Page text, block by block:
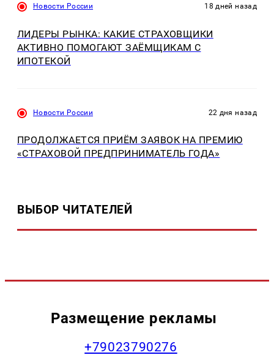
Новости России 18 дней назад
ЛИДЕРЫ РЫНКА: КАКИЕ СТРАХОВЩИКИ
АКТИВНО ПОМОГАЮТ ЗАЁМЩИКАМ С
ИПОТЕКОЙ
Новости России 22 дня назад
ПРОДОЛЖАЕТСЯ ПРИЁМ ЗАЯВОК НА ПРЕМИЮ
«СТРАХОВОЙ ПРЕДПРИНИМАТЕЛЬ ГОДА»
ВЫБОР ЧИТАТЕЛЕЙ
Размещение рекламы
+79023790276